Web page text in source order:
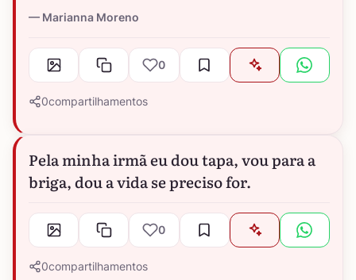
Marianna Moreno
0
0compartilhamentos
Pela minha irmã eu dou tapa, vou para a
briga, dou a vida se preciso for.
0
0compartilhamentos